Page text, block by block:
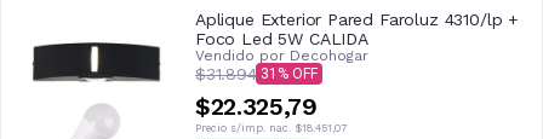
Aplique Exterior Pared Faroluz 4310/lp +
Foco Led 5W CALIDA
Vendido por Decohogar
$31.894 31
$22.325,79
Precio s/imp. nac. $18.451,07